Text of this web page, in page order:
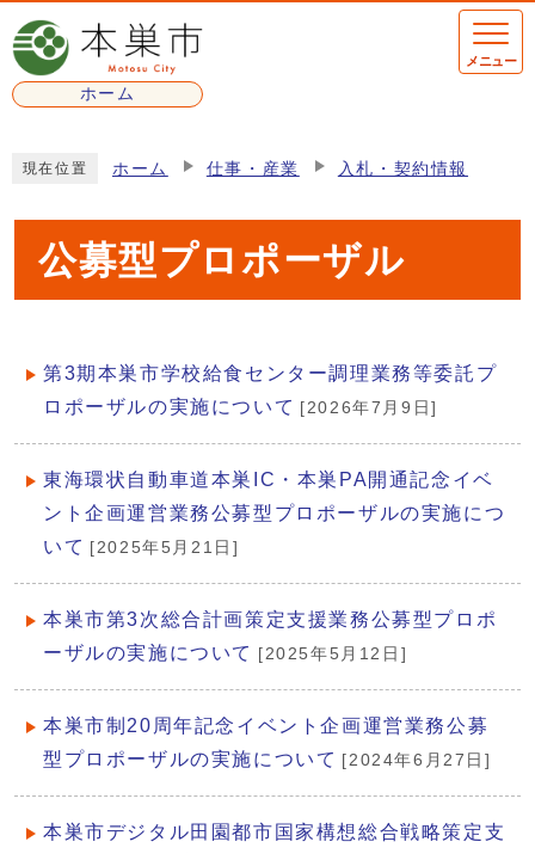
ページの先頭です
ホーム
メニュー
現在位置 ホーム 仕事・産業 入札・契約情報
公募型プロポーザル
メインメニュー
第3期本巣市学校給食センター調理業務等委託プ
ロポーザルの実施について [2026年7月9日]
東海環状自動車道本巣IC・本巣PA開通記念イベ
ント企画運営業務公募型プロポーザルの実施につ
いて [2025年5月21日]
本巣市第3次総合計画策定支援業務公募型プロポ
ーザルの実施について [2025年5月12日]
本巣市制20周年記念イベント企画運営業務公募
型プロポーザルの実施について [2024年6月27日]
本巣市デジタル田園都市国家構想総合戦略策定支